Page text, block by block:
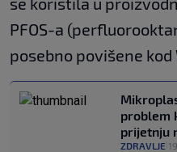
PFOS-a
posebno povišene
problem
prijetnju
ZDRAVLJE